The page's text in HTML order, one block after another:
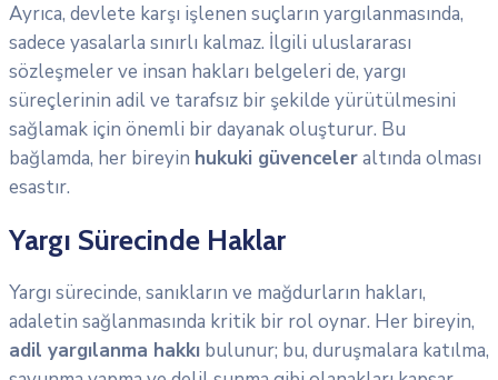
Ayrıca, devlete karşı işlenen suçların yargılanmasında,
sadece yasalarla sınırlı kalmaz. İlgili uluslararası
sözleşmeler ve insan hakları belgeleri de, yargı
süreçlerinin adil ve tarafsız bir şekilde yürütülmesini
sağlamak için önemli bir dayanak oluşturur. Bu
bağlamda, her bireyin hukuki güvenceleraltında olması
esastır.
Yargı Sürecinde Haklar
Yargı sürecinde, sanıkların ve mağdurların hakları,
adaletin sağlanmasında kritik bir rol oynar. Her bireyin,
adil yargılanma hakkı bulunur; bu, duruşmalara katılma,